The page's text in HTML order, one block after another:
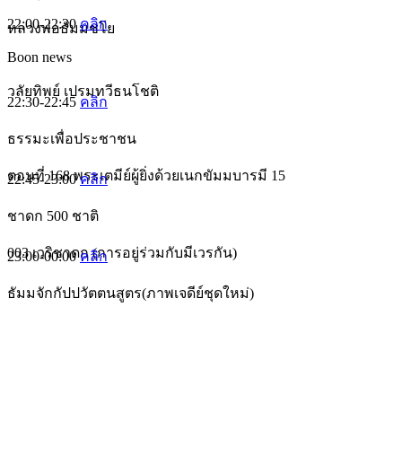
หลวงพ่อธัมมชโย
22:00-22:30คลิก
Boon news
วลัยทิพย์ เปรมทวีธนโชติ
22:30-22:45 คลิก
ธรรมะเพื่อประชาชน
ตอนที่ 168 พระเตมีย์ผู้ยิ่งด้วยเนกขัมมบารมี 15
22:45-23:00คลิก
ชาดก 500 ชาติ
003 เวริชาดก (การอยู่ร่วมกับมีเวรกัน)
23:00-00:00คลิก
ธัมมจักกัปปวัตตนสูตร(ภาพเจดีย์ชุดใหม่)